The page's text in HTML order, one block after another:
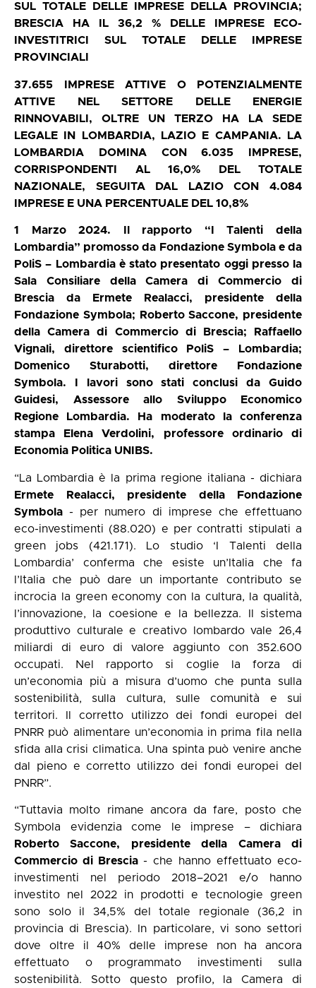
SUL TOTALE DELLE IMPRESE DELLA PROVINCIA;
BRESCIA HA IL 36,2 % DELLE IMPRESE ECO-
INVESTITRICI SUL TOTALE DELLE IMPRESE
PROVINCIALI
37.655 IMPRESE ATTIVE O POTENZIALMENTE
ATTIVE NEL SETTORE DELLE ENERGIE
RINNOVABILI, OLTRE UN TERZO HA LA SEDE
LEGALE IN LOMBARDIA, LAZIO E CAMPANIA. LA
LOMBARDIA DOMINA CON 6.035 IMPRESE,
CORRISPONDENTI AL 16,0% DEL TOTALE
NAZIONALE, SEGUITA DAL LAZIO CON 4.084
IMPRESE E UNA PERCENTUALE DEL 10,8%
1 Marzo 2024. Il rapporto “I Talenti della
Lombardia” promosso da Fondazione Symbola e da
PoliS – Lombardia è stato presentato oggi presso la
Sala Consiliare della Camera di Commercio di
Brescia da Ermete Realacci, presidente della
Fondazione Symbola; Roberto Saccone, presidente
della Camera di Commercio di Brescia; Raffaello
Vignali, direttore scientifico PoliS – Lombardia;
Domenico Sturabotti, direttore Fondazione
Symbola. I lavori sono stati conclusi da Guido
Guidesi, Assessore allo Sviluppo Economico
Regione Lombardia. Ha moderato la conferenza
stampa Elena Verdolini, professore ordinario di
Economia Politica UNIBS.
“La Lombardia è la prima regione italiana - dichiara
Ermete Realacci, presidente della Fondazione
Symbola - per numero di imprese che effettuano
eco-investimenti (88.020) e per contratti stipulati a
green jobs (421.171). Lo studio ‘I Talenti della
Lombardia’ conferma che esiste un’Italia che fa
l’Italia che può dare un importante contributo se
incrocia la green economy con la cultura, la qualità,
l’innovazione, la coesione e la bellezza. Il sistema
produttivo culturale e creativo lombardo vale 26,4
miliardi di euro di valore aggiunto con 352.600
occupati. Nel rapporto si coglie la forza di
un’economia più a misura d’uomo che punta sulla
sostenibilità, sulla cultura, sulle comunità e sui
territori. Il corretto utilizzo dei fondi europei del
PNRR può alimentare un’economia in prima fila nella
sfida alla crisi climatica. Una spinta può venire anche
dal pieno e corretto utilizzo dei fondi europei del
PNRR”.
“Tuttavia molto rimane ancora da fare, posto che
Symbola evidenzia come le imprese – dichiara
Roberto Saccone, presidente della Camera di
Commercio di Brescia - che hanno effettuato eco-
investimenti nel periodo 2018–2021 e/o hanno
investito nel 2022 in prodotti e tecnologie green
sono solo il 34,5% del totale regionale (36,2 in
provincia di Brescia). In particolare, vi sono settori
dove oltre il 40% delle imprese non ha ancora
effettuato o programmato investimenti sulla
sostenibilità. Sotto questo profilo, la Camera di